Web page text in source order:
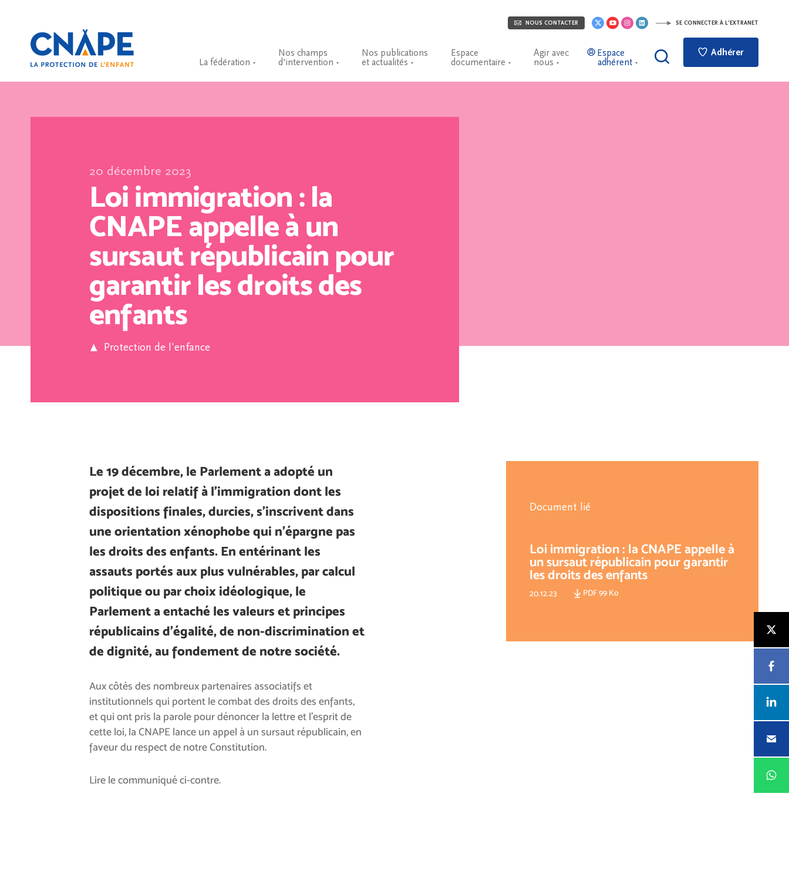
NOUS CONTACTER SE CONNECTER À L'EXTRANET
La fédération
Nos champs
d'intervention
Nos publications
et actualités
Espace
documentaire
Agir avec
nous
Espace
adhérent
Adhérer
20 décembre 2023
Loi immigration : la
CNAPE appelle à un
sursaut républicain pour
garantir les droits des
enfants
Protection de l'enfance
Le 19 décembre, le Parlement a adopté un
projet de loi relatif à l’immigration dont les
dispositions finales, durcies, s’inscrivent dans
une orientation xénophobe qui n’épargne pas
les droits des enfants. En entérinant les
assauts portés aux plus vulnérables, par calcul
politique ou par choix idéologique, le
Parlement a entaché les valeurs et principes
républicains d’égalité, de non-discrimination et
de dignité, au fondement de notre société.
Aux côtés des nombreux partenaires associatifs et
institutionnels qui portent le combat des droits des enfants,
et qui ont pris la parole pour dénoncer la lettre et l’esprit de
cette loi, la CNAPE lance un appel à un sursaut républicain, en
faveur du respect de notre Constitution.
Lire le communiqué ci-contre.
Document lié
Loi immigration : la CNAPE appelle à
un sursaut républicain pour garantir
les droits des enfants
20.12.23 PDF 99 Ko